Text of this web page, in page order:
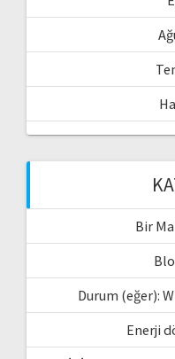
Bir
Durum (eğer):
Enerji